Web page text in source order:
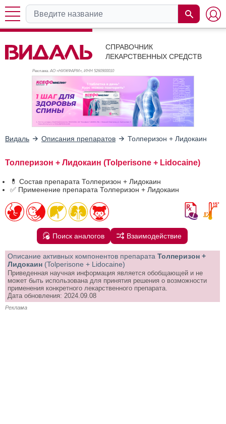
СПРАВОЧНИК
ЛЕКАРСТВЕННЫХ СРЕДСТВ
Реклама. АО «НИЖФАРМ», ИНН 5260900010
Видаль Описания препаратов Толперизон + Лидокаин
Толперизон + Лидокаин (Tolperisone + Lidocaine)
💊 Состав препарата Толперизон + Лидокаин
✅ Применение препарата Толперизон + Лидокаин
Поиск аналогов Взаимодействие
Описание активных компонентов препарата Толперизон +
Лидокаин (Tolperisone + Lidocaine)
Приведенная научная информация является обобщающей и не
может быть использована для принятия решения о возможности
применения конкретного лекарственного препарата.
Дата обновления: 2024.09.08
Реклама